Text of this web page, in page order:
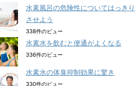
水素風呂の危険性についてはっきり
させよう
338件のビュー
水素水を飲むと便通がよくなる
336件のビュー
水素水の体臭抑制効果に驚き
330件のビュー